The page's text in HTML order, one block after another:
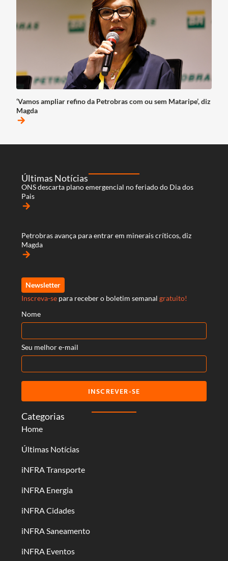
‘Vamos ampliar refino da Petrobras com ou sem Mataripe’, diz
Magda
arrow_forward
Categorias
Home
Últimas Notícias
iNFRA Transporte
iNFRA Energia
iNFRA Cidades
iNFRA Saneamento
iNFRA Eventos
Últimas Notícias
ONS descarta plano emergencial no feriado do Dia dos
Pais
arrow_forward
Petrobras avança para entrar em minerais críticos, diz
Magda
arrow_forward
Newsletter
Inscreva-se para receber o boletim semanal gratuito!
Nome
Seu melhor e-mail
INSCREVER-SE